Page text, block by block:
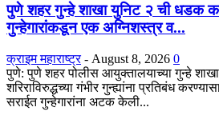
पुणे शहर गुन्हे शाखा युनिट २ ची धडक
गुन्हेगारांकडून एक अग्निशस्त्र व...
क्राइम महाराष्ट्र - August 8, 2026 0
​पुणे: पुणे शहर पोलीस आयुक्तालयाच्या गुन्हे
शरिराविरुद्धच्या गंभीर गुन्ह्यांना प्रतिबंध
सराईत गुन्हेगारांना अटक केली...